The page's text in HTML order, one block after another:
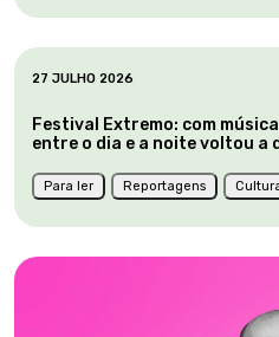
27 JULHO 2026
Festival Extremo: com
entre o dia e a noite voltou a
Para ler Reportagens